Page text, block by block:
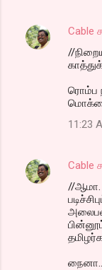
Cable
//
ரொம்ப
11:23
Cable
//ஆமா.